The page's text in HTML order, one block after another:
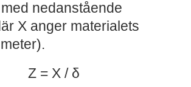
nedanstående
X anger materialets
X / δ